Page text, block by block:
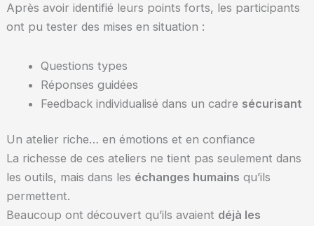
Après avoir identifié leurs points forts, les participants
ont pu tester des mises en situation :
Questions types
Réponses guidées
Feedback individualisé dans un cadre sécurisant
Un atelier riche… en émotions et en confiance
La richesse de ces ateliers ne tient pas seulement dans
les outils, mais dans les échanges humains qu’ils
permettent.
Beaucoup ont découvert qu’ils avaient déjà les